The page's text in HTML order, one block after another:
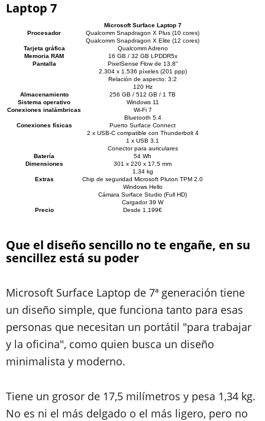
Laptop 7
Microsoft Surface Laptop 7
Procesador
Qualcomm Snapdragon X Plus (10 cores)
Qualcomm Snapdragon X Elite (12 cores)
Tarjeta gráfica
Qualcomm Adreno
Memoria RAM
16 GB / 32 GB LPDDR5x
Pantalla
PixelSense Flow de 13,8"
2.304 x 1.536 píxeles (201 ppp)
Relación de aspecto: 3:2
120 Hz
Almacenamiento
256 GB / 512 GB / 1 TB
Sistema operativo
Windows 11
Conexiones inalámbricas
Wi-Fi 7
Bluetooth 5.4
Conexiones físicas
Puerto Surface Connect
2 x USB-C compatible con Thunderbolt 4
1 x USB 3.1
Conector para auriculares
Batería
54 Wh
Dimensiones
301 x 220 x 17,5 mm
1,34 kg
Extras
Chip de seguridad Microsoft Pluton TPM 2.0
Windows Hello
Cámara Surface Studio (Full HD)
Cargador 39 W
Precio
Desde 1.199€
Que el diseño sencillo no te engañe, en su
sencillez está su poder
Microsoft Surface Laptop de 7ª generación tiene
un diseño simple, que funciona tanto para esas
personas que necesitan un portátil "para trabajar
y la oficina", como quien busca un diseño
minimalista y moderno.
Tiene un grosor de 17,5 milímetros y pesa 1,34 kg.
No es ni el más delgado o el más ligero, pero no